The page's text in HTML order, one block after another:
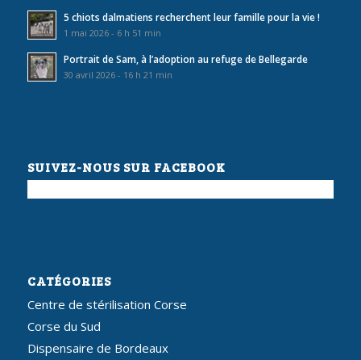
5 chiots dalmatiens recherchent leur famille pour la vie !
1 mai 2026 - 6 h 51 min
Portrait de Sam, à l’adoption au refuge de Bellegarde
30 avril 2026 - 16 h 21 min
SUIVEZ-NOUS SUR FACEBOOK
CATÉGORIES
Centre de stérilisation Corse
Corse du Sud
Dispensaire de Bordeaux